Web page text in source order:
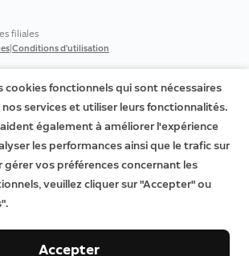
filiales
|Conditions d'utilisation
cookies fonctionnels qui sont nécessaires
services et utiliser leurs fonctionnalités.
également à améliorer l'expérience
les performances ainsi que le trafic sur
gérer vos préférences concernant les
veuillez cliquer sur "Accepter" ou
Accepter